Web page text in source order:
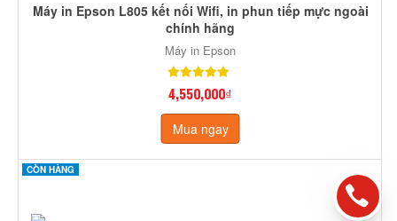
Máy in Epson L805 kết nối Wifi, in phun tiếp mực ngoài
chính hãng
Máy in Epson
4,550,000₫
Mua ngay
CÒN HÀNG